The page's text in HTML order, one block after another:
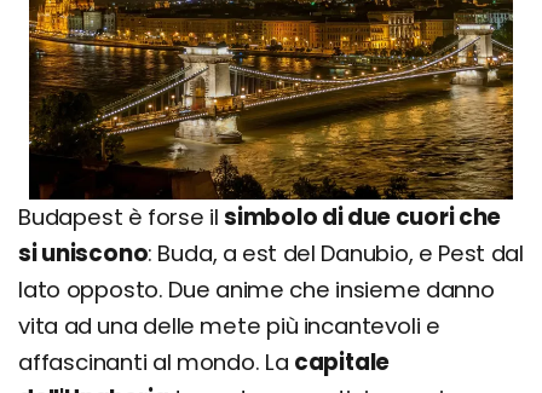
Budapest è forse il simbolo di due cuori che
si uniscono: Buda, a est del Danubio, e Pest dal
lato opposto. Due anime che insieme danno
vita ad una delle mete più incantevoli e
affascinanti al mondo. La capitale